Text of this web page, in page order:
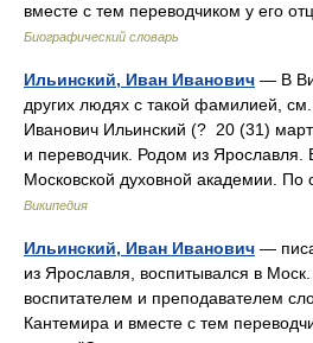
вместе с тем переводчиком у его
Биографический словарь
Ильинский, Иван Иванович — В
других людях с такой фамилией,
Иванович Ильинский (? 20 (31)
и переводчик. Родом из Ярославля.
Московской духовной академии. По
Википедия
Ильинский, Иван Иванович —
из Ярославля, воспитывался в
воспитателем и преподавателем
Кантемира и вместе с тем